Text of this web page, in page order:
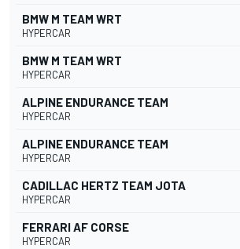
BMW M TEAM WRT
HYPERCAR
BMW M TEAM WRT
HYPERCAR
ALPINE ENDURANCE TEAM
HYPERCAR
ALPINE ENDURANCE TEAM
HYPERCAR
CADILLAC HERTZ TEAM JOTA
HYPERCAR
FERRARI AF CORSE
HYPERCAR